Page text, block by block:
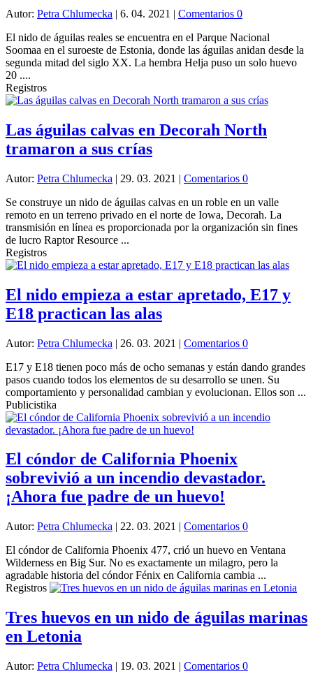
Autor: Petra Chlumecka | 6. 04. 2021 | Comentarios 0
El nido de águilas reales se encuentra en el Parque Nacional
Soomaa en el suroeste de Estonia, donde las águilas anidan desde la
segunda mitad del siglo XX. La hembra Helja puso un solo huevo
20 ....
Registros
Las águilas calvas en Decorah North
tramaron a sus crías
Autor: Petra Chlumecka | 29. 03. 2021 | Comentarios 0
Se construye un nido de águilas calvas en un roble en un valle
remoto en un terreno privado en el norte de Iowa, Decorah. La
transmisión en línea es proporcionada por la organización sin fines
de lucro Raptor Resource ...
Registros
El nido empieza a estar apretado, E17 y
E18 practican las alas
Autor: Petra Chlumecka | 26. 03. 2021 | Comentarios 0
E17 y E18 tienen poco más de ocho semanas y están dando grandes
pasos cuando todos los elementos de su desarrollo se unen. Su
comportamiento y personalidad cambian y evolucionan. Ellos son ...
Publicistika
El cóndor de California Phoenix
sobrevivió a un incendio devastador.
¡Ahora fue padre de un huevo!
Autor: Petra Chlumecka | 22. 03. 2021 | Comentarios 0
El cóndor de California Phoenix 477, crió un huevo en Ventana
Wilderness en Big Sur. No es exactamente un milagro, pero la
agradable historia del cóndor Fénix en California cambia ...
Registros
Tres huevos en un nido de águilas marinas
en Letonia
Autor: Petra Chlumecka | 19. 03. 2021 | Comentarios 0